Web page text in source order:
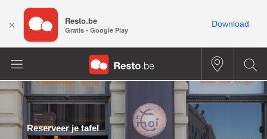
Reserveer je tafel
× Resto.be
Gratis - Google Play
Download